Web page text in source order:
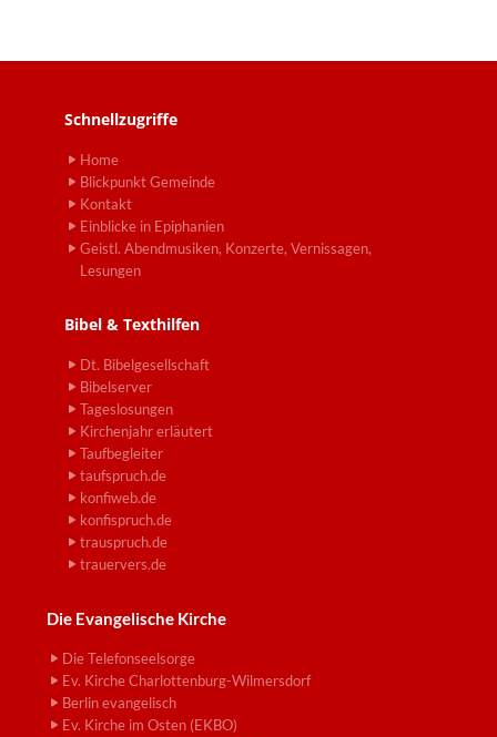
Schnellzugriffe
Home
Blickpunkt Gemeinde
Kontakt
Einblicke in Epiphanien
Geistl. Abendmusiken, Konzerte, Vernissagen,
Lesungen
Bibel & Texthilfen
Dt. Bibelgesellschaft
Bibelserver
Tageslosungen
Kirchenjahr erläutert
Taufbegleiter
taufspruch.de
konfiweb.de
konfispruch.de
trauspruch.de
trauervers.de
Die Evangelische Kirche
Die Telefonseelsorge
Ev. Kirche Charlottenburg-Wilmersdorf
Berlin evangelisch
Ev. Kirche im Osten (EKBO)